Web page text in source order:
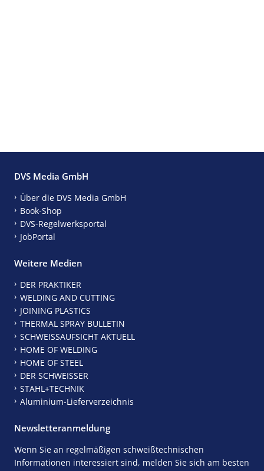
DVS Media GmbH
Über die DVS Media GmbH
Book-Shop
DVS-Regelwerksportal
JobPortal
Weitere Medien
DER PRAKTIKER
WELDING AND CUTTING
JOINING PLASTICS
THERMAL SPRAY BULLETIN
SCHWEISSAUFSICHT AKTUELL
HOME OF WELDING
HOME OF STEEL
DER SCHWEISSER
STAHL+TECHNIK
Aluminium-Lieferverzeichnis
Newsletteranmeldung
Wenn Sie an regelmäßigen schweißtechnischen
Informationen interessiert sind, melden Sie sich am besten